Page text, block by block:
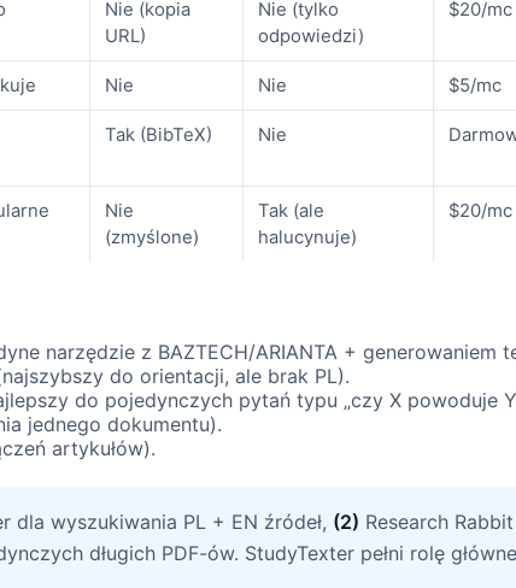
Nie (kopia
URL)
Nie (tylko
odpowiedzi)
$20/mc
Nie Nie $5/mc
Tak (BibTeX) Nie
Nie
(zmyślone)
Tak (ale
halucynuje)
$20/mc
narzędzie z BAZTECH/ARIANTA + generowaniem
do orientacji, ale brak PL).
do pojedynczych pytań typu „czy X powoduje
jednego dokumentu).
artykułów).
dla wyszukiwania PL + EN źródeł, (2) Research
długich PDF-ów. StudyTexter pełni rolę